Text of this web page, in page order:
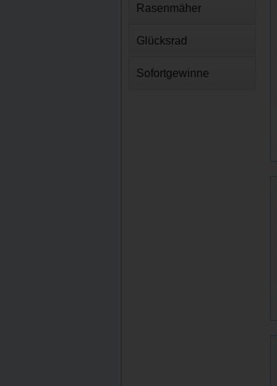
Rasenmäher
Glücksrad
Sofortgewinne